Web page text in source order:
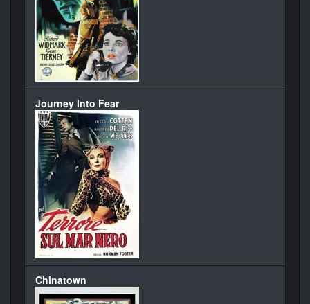
Journey Into Fear
Chinatown